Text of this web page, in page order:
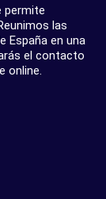
permite
las
España en una
el contacto
online.